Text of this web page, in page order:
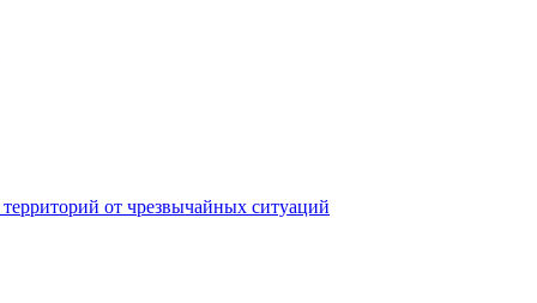
от чрезвычайных ситуаций